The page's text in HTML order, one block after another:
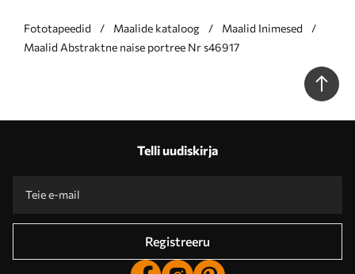
Fototapeedid Maalide kataloog
Maalid Inimesed
Maalid Abstraktne naise portree Nr s46917
Telli uudiskirja
Registreeru